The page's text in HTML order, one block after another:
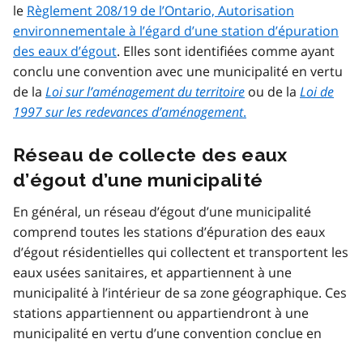
le Règlement 208/19 de l’Ontario, Autorisation
environnementale à l’égard d’une station d’épuration
des eaux d’égout. Elles sont identifiées comme ayant
conclu une convention avec une municipalité en vertu
de la Loi sur l’aménagement du territoire ou de la Loi de
1997 sur les redevances d’aménagement.
Réseau de collecte des eaux
d’égout d’une municipalité
En général, un réseau d’égout d’une municipalité
comprend toutes les stations d’épuration des eaux
d’égout résidentielles qui collectent et transportent les
eaux usées sanitaires, et appartiennent à une
municipalité à l’intérieur de sa zone géographique. Ces
stations appartiennent ou appartiendront à une
municipalité en vertu d’une convention conclue en